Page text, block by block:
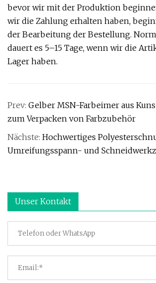
bevor wir mit der Produktion
wir die Zahlung erhalten haben,
der Bearbeitung der Bestellung.
dauert es 5–15 Tage, wenn wir die
Lager haben.
Prev: Gelber MSN-Farbeimer aus
zum Verpacken von Farbzubehör
Nächste: Hochwertiges
Umreifungsspann- und
Unser Kontakt